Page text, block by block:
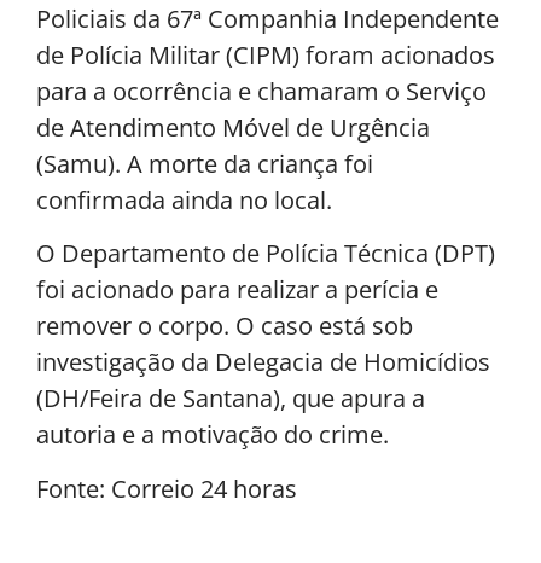
Policiais da 67ª Companhia Independente
de Polícia Militar (CIPM) foram acionados
para a ocorrência e chamaram o Serviço
de Atendimento Móvel de Urgência
(Samu). A morte da criança foi
confirmada ainda no local.
O Departamento de Polícia Técnica (DPT)
foi acionado para realizar a perícia e
remover o corpo. O caso está sob
investigação da Delegacia de Homicídios
(DH/Feira de Santana), que apura a
autoria e a motivação do crime.
Fonte: Correio 24 horas